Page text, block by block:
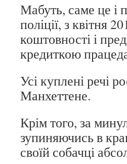
Мабуть, саме це і
поліції, з квітня
коштовності і
кредиткою
Усі куплені речі
Манхеттене.
Крім того, за
зупиняючись в
своїй собачці